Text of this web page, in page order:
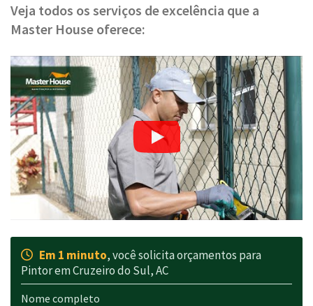
Veja todos os serviços de excelência que a
Master House oferece:
Em 1 minuto, você solicita orçamentos para
Pintor em Cruzeiro do Sul, AC
Nome completo